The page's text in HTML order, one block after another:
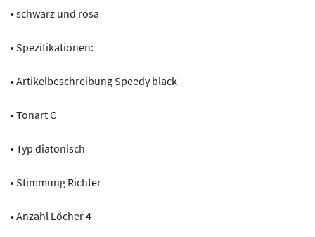
• schwarz und rosa
• Spezifikationen:
• Artikelbeschreibung Speedy black
• Tonart C
• Typ diatonisch
• Stimmung Richter
• Anzahl Löcher 4